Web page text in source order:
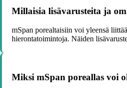
Millaisia lisävarusteita ja
mSpan porealtaisiin voi yleensä
hierontatoimintoja. Näiden
Miksi mSpan poreallas voi